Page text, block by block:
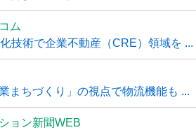
ム
技術で企業不動産（CRE）領域を ...
まちづくり」の視点で物流機能も ...
ョン新聞WEB